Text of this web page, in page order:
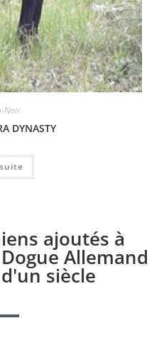
Noir
DYNASTY
ajoutés à
Allemand
siècle